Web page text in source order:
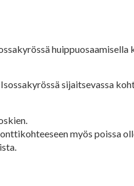
huippuosaamisella
sijaitsevassa
myös poissa